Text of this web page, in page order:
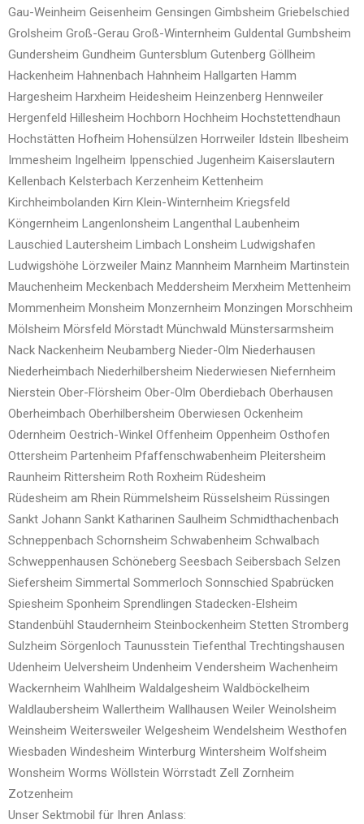
Gau-Weinheim Geisenheim Gensingen Gimbsheim Griebelschied
Grolsheim Groß-Gerau Groß-Winternheim Guldental Gumbsheim
Gundersheim Gundheim Guntersblum Gutenberg Göllheim
Hackenheim Hahnenbach Hahnheim Hallgarten Hamm
Hargesheim Harxheim Heidesheim Heinzenberg Hennweiler
Hergenfeld Hillesheim Hochborn Hochheim Hochstettendhaun
Hochstätten Hofheim Hohensülzen Horrweiler Idstein
Ilbesheim
Immesheim Ingelheim Ippenschied Jugenheim Kaiserslautern
Kellenbach Kelsterbach Kerzenheim Kettenheim
Kirchheimbolanden Kirn Klein-Winternheim Kriegsfeld
Köngernheim Langenlonsheim Langenthal Laubenheim
Lauschied Lautersheim Limbach Lonsheim Ludwigshafen
Ludwigshöhe Lörzweiler Mainz Mannheim Marnheim Martinstein
Mauchenheim Meckenbach Meddersheim Merxheim Mettenheim
Mommenheim Monsheim Monzernheim Monzingen Morschheim
Mölsheim Mörsfeld Mörstadt Münchwald Münstersarmsheim
Nack Nackenheim Neubamberg Nieder-Olm Niederhausen
Niederheimbach Niederhilbersheim Niederwiesen Niefernheim
Nierstein Ober-Flörsheim Ober-Olm Oberdiebach Oberhausen
Oberheimbach Oberhilbersheim Oberwiesen Ockenheim
Odernheim Oestrich-Winkel Offenheim Oppenheim Osthofen
Ottersheim Partenheim Pfaffenschwabenheim Pleitersheim
Raunheim Rittersheim Roth Roxheim Rüdesheim
Rüdesheim am Rhein Rümmelsheim Rüsselsheim Rüssingen
Sankt Johann Sankt Katharinen Saulheim Schmidthachenbach
Schneppenbach Schornsheim Schwabenheim Schwalbach
Schweppenhausen Schöneberg Seesbach Seibersbach Selzen
Siefersheim Simmertal Sommerloch Sonnschied Spabrücken
Spiesheim Sponheim Sprendlingen Stadecken-Elsheim
Standenbühl Staudernheim Steinbockenheim Stetten Stromberg
Sulzheim Sörgenloch Taunusstein Tiefenthal Trechtingshausen
Udenheim Uelversheim Undenheim Vendersheim Wachenheim
Wackernheim Wahlheim Waldalgesheim Waldböckelheim
Waldlaubersheim Wallertheim Wallhausen Weiler Weinolsheim
Weinsheim Weitersweiler Welgesheim Wendelsheim Westhofen
Wiesbaden Windesheim Winterburg Wintersheim Wolfsheim
Wonsheim Worms Wöllstein Wörrstadt Zell
Zornheim
Zotzenheim
Unser Sektmobil für Ihren Anlass: